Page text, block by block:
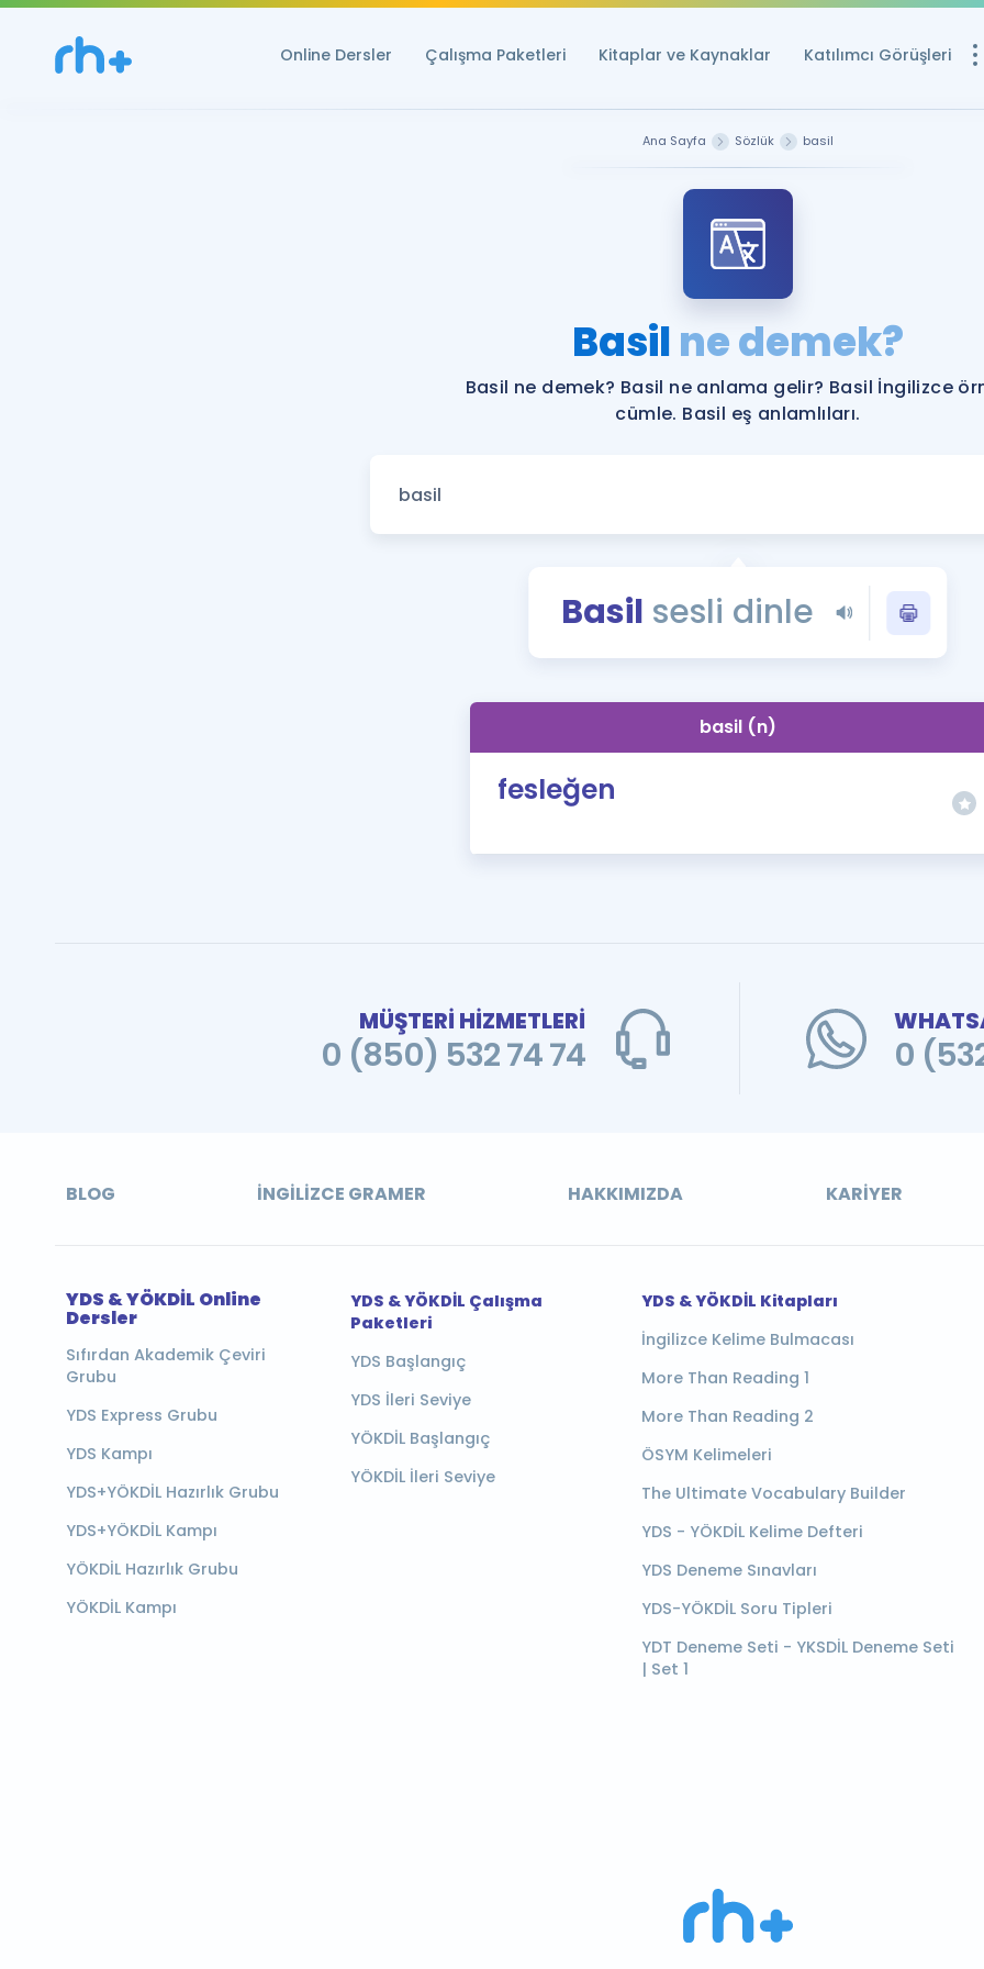
Online Dersler Çalışma Paketleri Kitaplar ve Kaynaklar Katılımcı Görüşleri
YDS ve YÖKDİL
Rehberlik Aracı
YDS ve YÖKDİL'e
Tüm ÖSYM
Blog
YDS - YÖKDİL
İngilizce Gramer
Ana Sayfa Sözlük basil
Basilne demek?
Basil ne demek? Basil ne anlama gelir? Basil İngilizce
cümle. Basil eş anlamlıları.
Basil sesli dinle
basil (n)
fesleğen
MÜŞTERİ HİZMETLERİ
0 (850) 532 74 74 0
BLOG İNGILIZCE GRAMER HAKKIMIZDA KARIYER
YDS & YÖKDİL Online
Dersler
Sıfırdan Akademik Çeviri
Grubu
YDS Express Grubu
YDS Kampı
YDS+YÖKDİL Hazırlık Grubu
YDS+YÖKDİL Kampı
YÖKDİL Hazırlık Grubu
YÖKDİL Kampı
YDS & YÖKDİL Çalışma
Paketleri
YDS Başlangıç
YDS İleri Seviye
YÖKDİL Başlangıç
YÖKDİL İleri Seviye
YDS & YÖKDİL Kitapları
İngilizce Kelime Bulmacası
More Than Reading 1
More Than Reading 2
ÖSYM Kelimeleri
The Ultimate Vocabulary Builder
YDS - YÖKDİL Kelime Defteri
YDS Deneme Sınavları
YDS-YÖKDİL Soru Tipleri
YDT Deneme Seti - YKSDİL Deneme Seti
| Set 1